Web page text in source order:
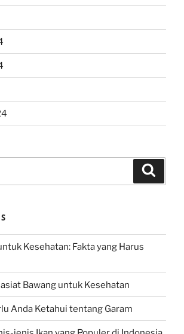
Kesehatan: Fakta yang Harus
Bawang untuk Kesehatan
Anda Ketahui tentang Garam